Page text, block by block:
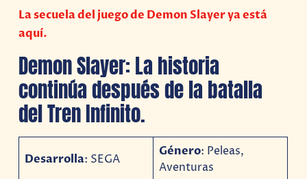
La secuela del juego de Demon Slayer ya está
aquí.
Demon Slayer: La historia
continúa después de la batalla
del Tren Infinito.
Desarrolla: SEGA
Género: Peleas,
Aventuras